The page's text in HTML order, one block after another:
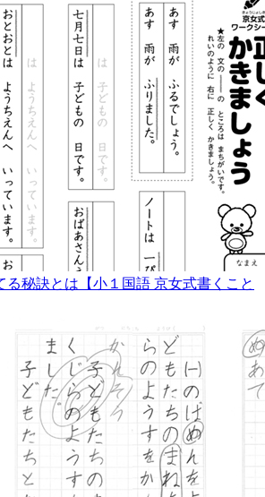
る秘訣とは【小１国語 京女式書くこと